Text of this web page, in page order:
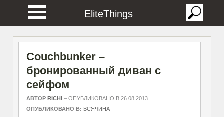
EliteThings
Couchbunker –
бронированный диван с
сейфом
АВТОР RICHI– ОПУБЛИКОВАНО В 26.08.2013
ОПУБЛИКОВАНО В: ВСЯЧИНА